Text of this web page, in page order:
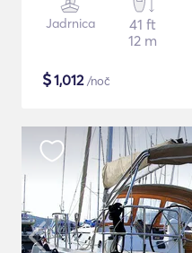
Jadrnica
41 ft
12 m
$1,012/noč